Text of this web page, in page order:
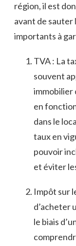
région, il est
avant⁣ de sauter
importants à
TVA : La
souvent
immobilier
en
‍dans le
taux en
pouvoir
et éviter
Impôt ‍sur
d’acheter⁣
le ⁣biais​